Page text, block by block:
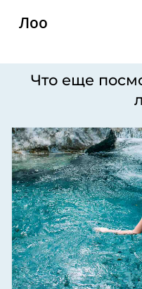
Лоо
Что еще